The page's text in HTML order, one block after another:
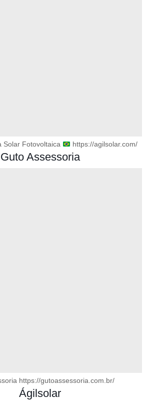
Solar Fotovoltaica https://agilsolar.com/
Guto Assessoria
https://gutoassessoria.com.br/
Ágilsolar